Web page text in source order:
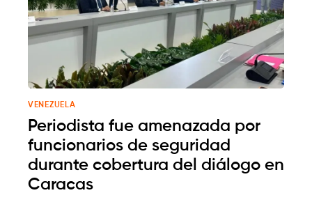
VENEZUELA
Periodista fue amenazada por
funcionarios de seguridad
durante cobertura del diálogo en
Caracas